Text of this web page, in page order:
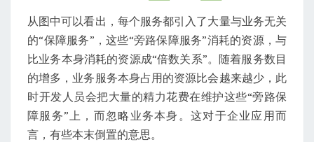
从图中可以看出，每个服务都引入了大量与业务无关
的“保障服务”，这些“旁路保障服务”消耗的资源，与
比业务本身消耗的资源成“倍数关系”。随着服务数目
的增多，业务服务本身占用的资源比会越来越少，此
时开发人员会把大量的精力花费在维护这些“旁路保
障服务”上，而忽略业务本身。这对于企业应用而
言，有些本末倒置的意思。